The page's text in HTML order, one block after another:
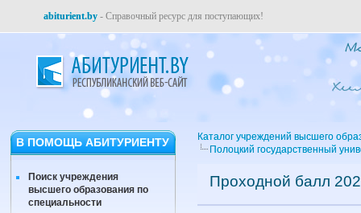
abiturient.by - Справочный ресурс для поступающих!
В ПОМОЩЬ АБИТУРИЕНТУ
Поиск учреждения
высшего образования по
специальности
Каталог учреждений высшего
Полоцкий государственный
Проходной балл